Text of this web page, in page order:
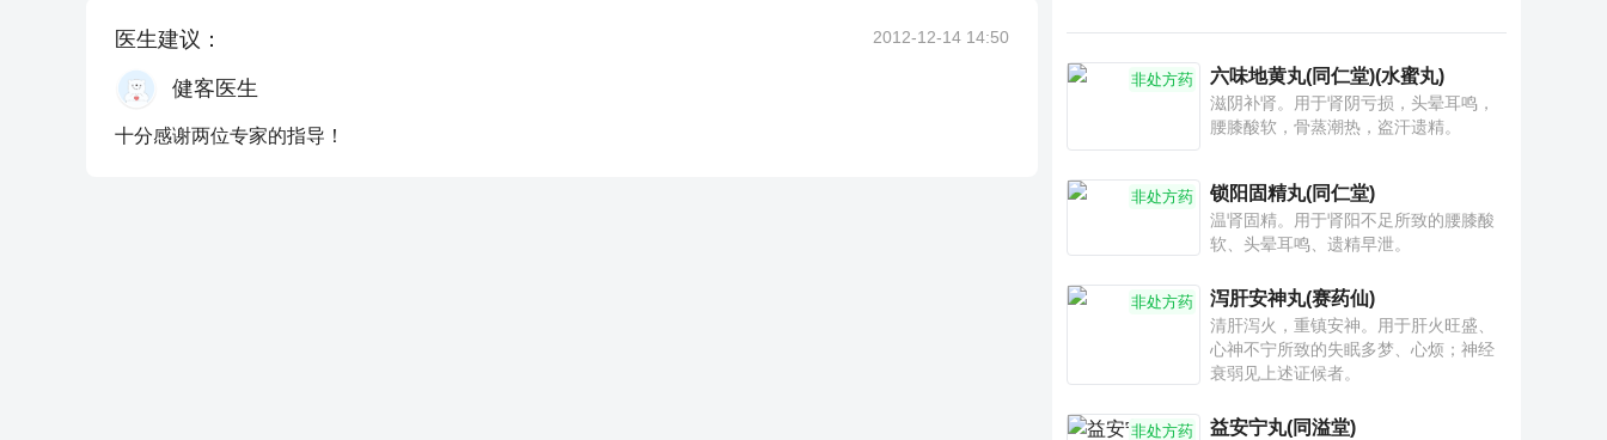
医生建议： 2012-12-14 14:50
健客医生
十分感谢两位专家的指导！
非处方药 六味地黄丸(同仁堂)(水蜜丸)
滋阴补肾。用于肾阴亏损，头晕耳鸣，
腰膝酸软，骨蒸潮热，盗汗遗精。
非处方药 锁阳固精丸(同仁堂)
温肾固精。用于肾阳不足所致的腰膝酸
软、头晕耳鸣、遗精早泄。
非处方药 泻肝安神丸(赛药仙)
清肝泻火，重镇安神。用于肝火旺盛、
心神不宁所致的失眠多梦、心烦；神经
衰弱见上述证候者。
非处方药 益安宁丸(同溢堂)